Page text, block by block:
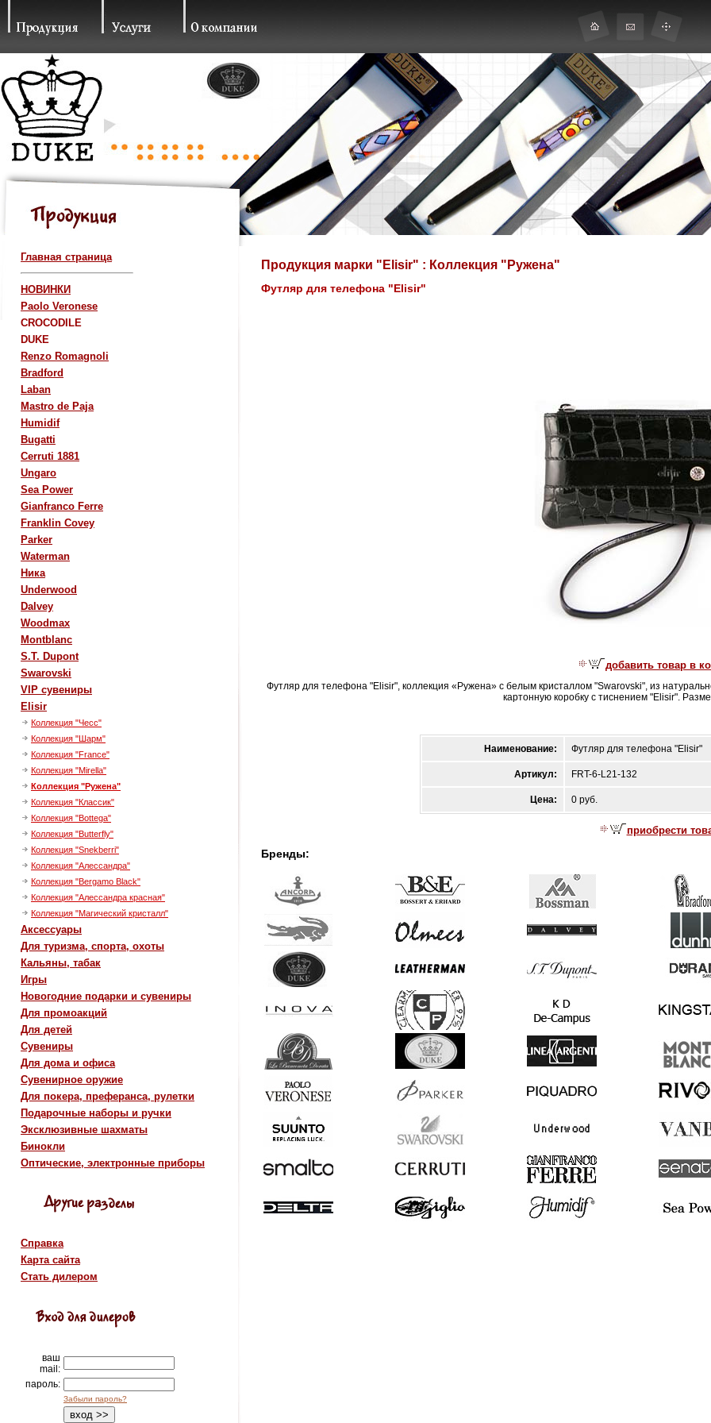
Главная страница
НОВИНКИ
Paolo Veronese
CROCODILE
DUKE
Renzo Romagnoli
Bradford
Laban
Mastro de Paja
Humidif
Bugatti
Cerruti 1881
Ungaro
Sea Power
Gianfranco Ferre
Franklin Covey
Parker
Waterman
Ника
Underwood
Dalvey
Woodmax
Montblanc
S.T. Dupont
Swarovski
VIP сувениры
Elisir
Коллекция "Чесс"
Коллекция "Шарм"
Коллекция "France"
Коллекция "Mirella"
Коллекция "Ружена"
Коллекция "Классик"
Коллекция "Bottega"
Коллекция "Butterfly"
Коллекция "Snekberri"
Коллекция "Алессандра"
Коллекция "Bergamo Black"
Коллекция "Алессандра красная"
Коллекция "Магический кристалл"
Аксессуары
Для туризма, спорта, охоты
Кальяны, табак
Игры
Новогодние подарки и сувениры
Для промоакций
Для детей
Сувениры
Для дома и офиса
Сувенирное оружие
Для покера, преферанса, рулетки
Подарочные наборы и ручки
Эксклюзивные шахматы
Бинокли
Оптические, электронные приборы
Справка
Карта сайта
Стать дилером
ваш
mail:
пароль:
Забыли пароль?
Продукция марки "Elisir" : Коллекция "Ружена"
Футляр для телефона "Elisir"
добавить товар в
Футляр для телефона "Elisir", коллекция «Ружена» с белым кристаллом "Swarovski", из
картонную коробку с тиснением "Elisir".
Наименование: Футляр для телефона "Elisir"
Артикул: FRT-6-L21-132
Цена: 0 руб.
приобрести
Бренды: